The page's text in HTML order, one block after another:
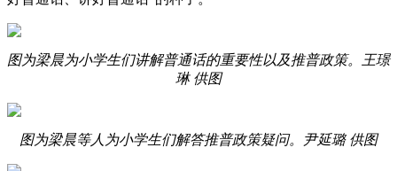
图为梁晨为小学生们讲解普通话的重要性以及推普政策。王璟
琳 供图
图为梁晨等人为小学生们解答推普政策疑问。尹延璐 供图